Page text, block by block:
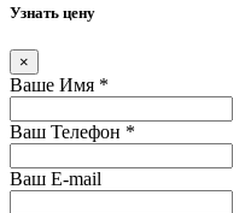
Узнать цену
×
Ваше Имя *
Ваш Телефон *
Ваш E-mail